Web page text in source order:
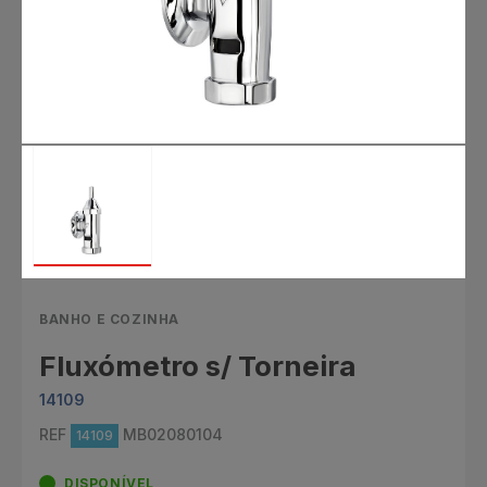
BANHO E COZINHA
Fluxómetro s/ Torneira
14109
REF
14109 MB02080104
DISPONÍVEL